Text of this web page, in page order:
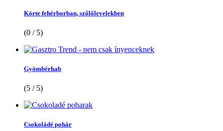
Körte fehérborban, szőlőlevelekben
(0 / 5)
Gyömbérhab
(5 / 5)
Csokoládé pohár